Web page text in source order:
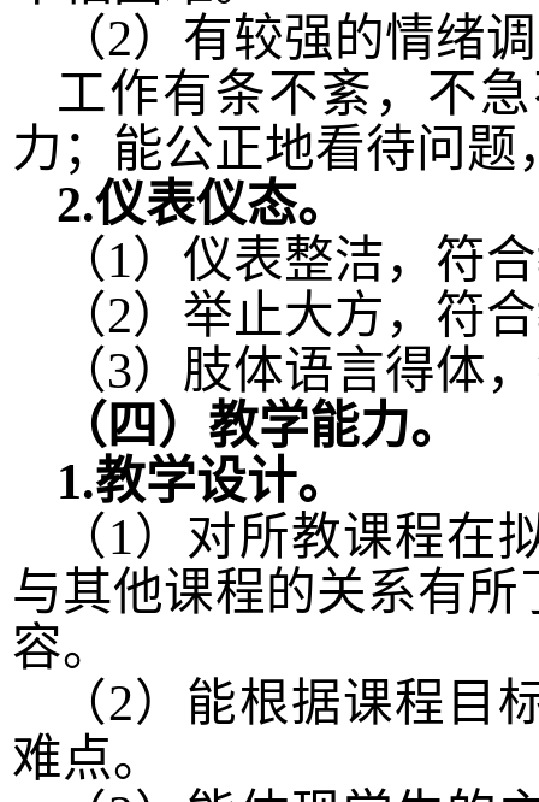
（2）有较强的情绪
工作有条不紊，不
力；能公正地看待问
2.仪表仪态。
（1）仪表整洁，符
（2）举止大方，符
（3）肢体语言得体
（四）教学能力。
1.教学设计。
（1）对所教课程在
与其他课程的关系有
容。
（2）能根据课程目
难点。